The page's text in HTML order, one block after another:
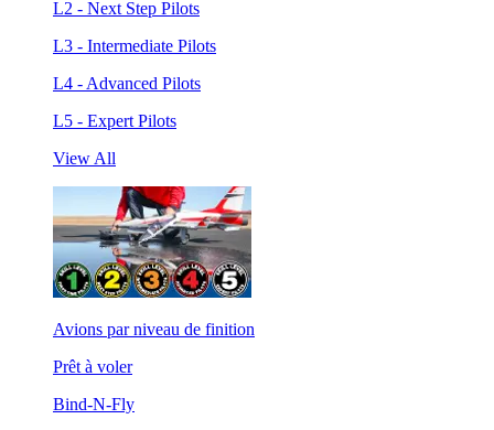
L2 - Next Step Pilots
L3 - Intermediate Pilots
L4 - Advanced Pilots
L5 - Expert Pilots
View All
Avions par niveau de finition
Prêt à voler
Bind-N-Fly